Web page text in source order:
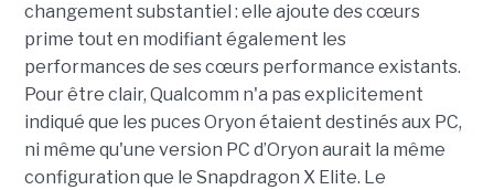
changement substantiel : elle ajoute des cœurs
prime tout en modifiant également les
performances de ses cœurs performance existants.
Pour être clair, Qualcomm n'a pas explicitement
indiqué que les puces Oryon étaient destinés aux PC,
ni même qu'une version PC d’Oryon aurait la même
configuration que le Snapdragon X Elite. Le